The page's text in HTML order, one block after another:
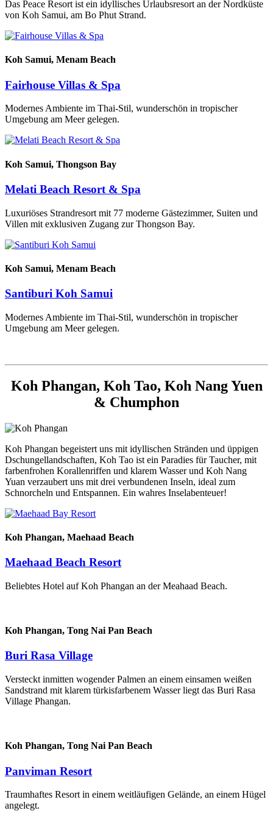
Das Peace Resort ist ein idyllisches Urlaubsresort an der Nordküste
von Koh Samui, am Bo Phut Strand.
Koh Samui, Menam Beach
Fairhouse Villas & Spa
Modernes Ambiente im Thai-Stil, wunderschön in tropischer
Umgebung am Meer gelegen.
Koh Samui, Thongson Bay
Melati Beach Resort & Spa
Luxuriöses Strandresort mit 77 moderne Gästezimmer, Suiten und
Villen mit exklusiven Zugang zur Thongson Bay.
Koh Samui, Menam Beach
Santiburi Koh Samui
Modernes Ambiente im Thai-Stil, wunderschön in tropischer
Umgebung am Meer gelegen.
Koh Phangan, Koh Tao, Koh Nang Yuen
& Chumphon
Koh Phangan begeistert uns mit idyllischen Stränden und üppigen
Dschungellandschaften, Koh Tao ist ein Paradies für Taucher, mit
farbenfrohen Korallenriffen und klarem Wasser und Koh Nang
Yuan verzaubert uns mit drei verbundenen Inseln, ideal zum
Schnorcheln und Entspannen. Ein wahres Inselabenteuer!
Koh Phangan, Maehaad Beach
Maehaad Beach Resort
Beliebtes Hotel auf Koh Phangan an der Meahaad Beach.
Koh Phangan, Tong Nai Pan Beach
Buri Rasa Village
Versteckt inmitten wogender Palmen an einem einsamen weißen
Sandstrand mit klarem türkisfarbenem Wasser liegt das Buri Rasa
Village Phangan.
Koh Phangan, Tong Nai Pan Beach
Panviman Resort
Traumhaftes Resort in einem weitläufigen Gelände, an einem Hügel
angelegt.